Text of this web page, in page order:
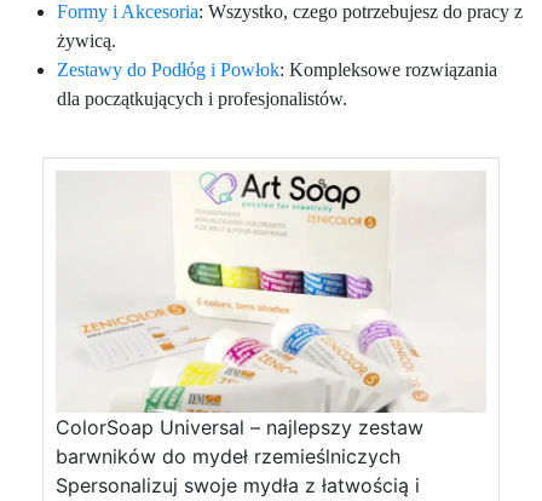
Formy i Akcesoria: Wszystko, czego potrzebujesz do pracy z
żywicą.
Zestawy do Podłóg i Powłok: Kompleksowe rozwiązania
dla początkujących i profesjonalistów.
ColorSoap Universal – najlepszy zestaw
barwników do mydeł rzemieślniczych
Spersonalizuj swoje mydła z łatwością i